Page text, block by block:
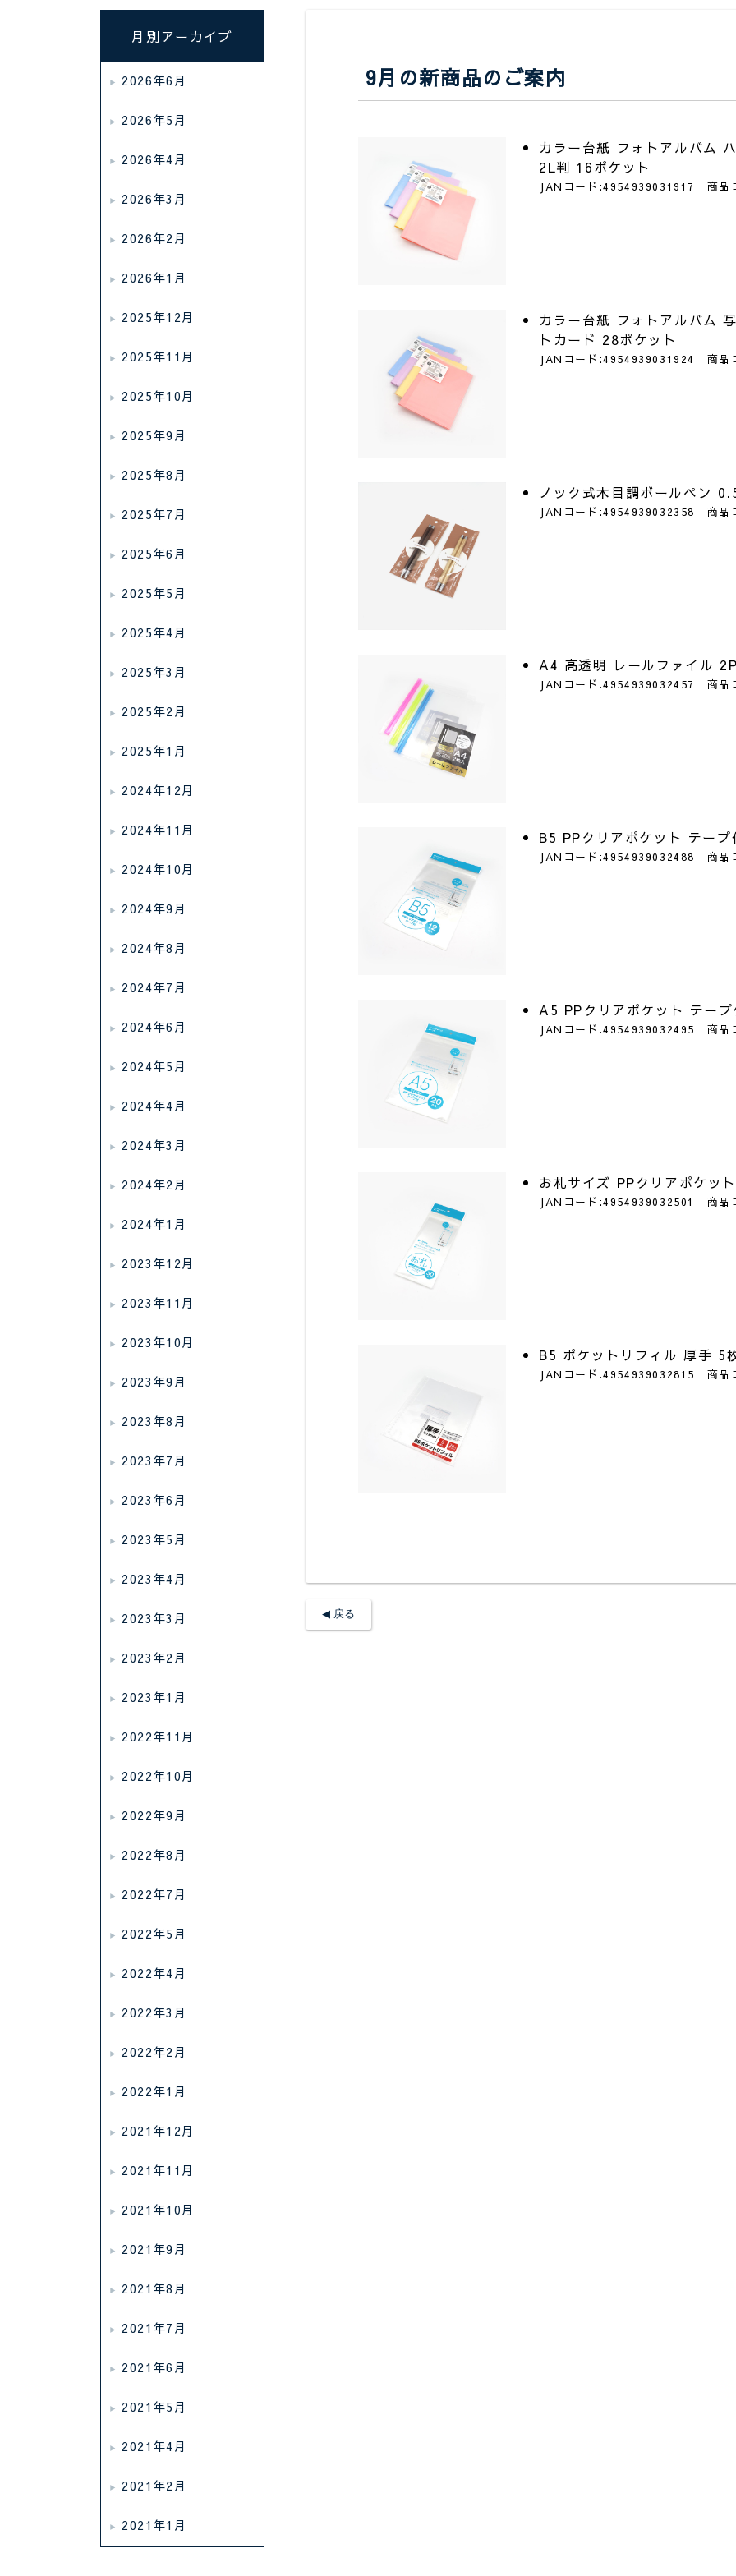
月別アーカイブ
2026年6月
2026年5月
2026年4月
2026年3月
2026年2月
2026年1月
2025年12月
2025年11月
2025年10月
2025年9月
2025年8月
2025年7月
2025年6月
2025年5月
2025年4月
2025年3月
2025年2月
2025年1月
2024年12月
2024年11月
2024年10月
2024年9月
2024年8月
2024年7月
2024年6月
2024年5月
2024年4月
2024年3月
2024年2月
2024年1月
2023年12月
2023年11月
2023年10月
2023年9月
2023年8月
2023年7月
2023年6月
2023年5月
2023年4月
2023年3月
2023年2月
2023年1月
2022年11月
2022年10月
2022年9月
2022年8月
2022年7月
2022年5月
2022年4月
2022年3月
2022年2月
2022年1月
2021年12月
2021年11月
2021年10月
2021年9月
2021年8月
2021年7月
2021年6月
2021年5月
2021年4月
2021年2月
2021年1月
9月の新商品のご案内
カラー台紙 フォトアルバム
2L判 16ポケット
JANコード:4954939031917 商品
カラー台紙 フォトアルバム
トカード 28ポケット
JANコード:4954939031924 商品
ノック式木目調ボールペン
JANコード:4954939032358 商品
A4 高透明 レールファイル 2P
JANコード:4954939032457 商品
B5 PPクリアポケット テー
JANコード:4954939032488 商品
A5 PPクリアポケット テー
JANコード:4954939032495 商品
お札サイズ PPクリアポケッ
JANコード:4954939032501 商品
B5 ポケットリフィル 厚手 5
JANコード:4954939032815 商品
◀︎ 戻る